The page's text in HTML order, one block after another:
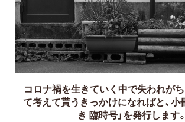
コロナ禍を生きていく中で失われが
て考えて貰うきっかけになればと、小
き 臨時号」を発行します。